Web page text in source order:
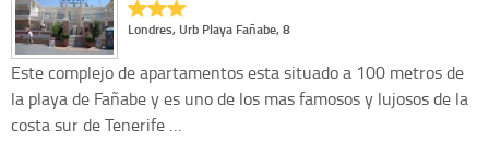
Londres, Urb Playa Fañabe, 8
Este complejo de apartamentos esta situado a 100 metros de
la playa de Fañabe y es uno de los mas famosos y lujosos de la
costa sur de Tenerife …